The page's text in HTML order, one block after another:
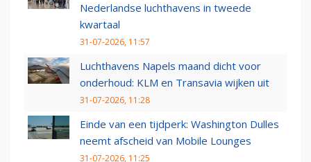
Nederlandse luchthavens in tweede
kwartaal
31-07-2026, 11:57
Luchthavens Napels maand dicht voor
onderhoud: KLM en Transavia wijken uit
31-07-2026, 11:28
Einde van een tijdperk: Washington Dulles
neemt afscheid van Mobile Lounges
31-07-2026, 11:25